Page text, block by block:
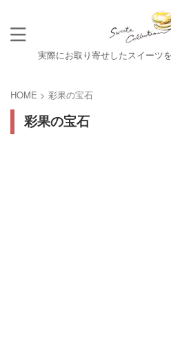
実際にお取り寄せしたスイーツ
HOME > 彩果の宝石
彩果の宝石